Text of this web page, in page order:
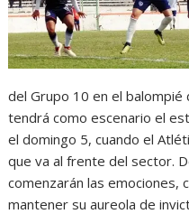
del Grupo 10 en el
tendrá como escenario el
el domingo 5, cuando el
que va al frente del sector.
comenzarán las emociones,
mantener su aureola de